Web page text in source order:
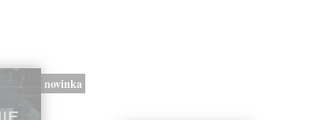
novinka